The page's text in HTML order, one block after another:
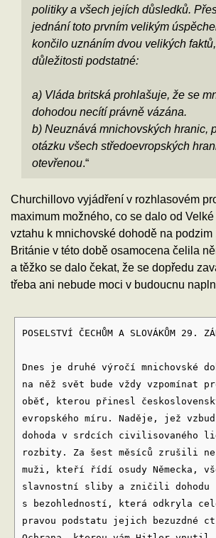
politiky a všech jejích důsledků.
jednání toto prvním velikým
končilo uznáním dvou velikých
důležitosti podstatné:
a) Vláda britská prohlašuje, že se
dohodou necítí právně vázána.
b) Neuznává mnichovských hranic,
otázku všech středoevropských
otevřenou.“
Churchillovo vyjádření v rozhlasovém
maximum možného, co se dalo od
vztahu k mnichovské dohodě na podzim
Británie v této době osamocena čelila
a těžko se dalo čekat, že se dopředu
třeba ani nebude moci v budoucnu
POSELSTVÍ ČECHŮM A SLOVÁKŮM 29.
Dnes je druhé výročí mnichovské
na něž svět bude vždy vzpomínat
oběť, kterou přinesl
evropského míru. Naděje, jež
dohoda v srdcích civilisovaného
rozbity. Za šest měsíců zrušili
muži, kteří řídí osudy Německa,
slavnostní sliby a zničili dohodu
s bezohledností, která odkryla
pravou podstatu jejich bezuzdné